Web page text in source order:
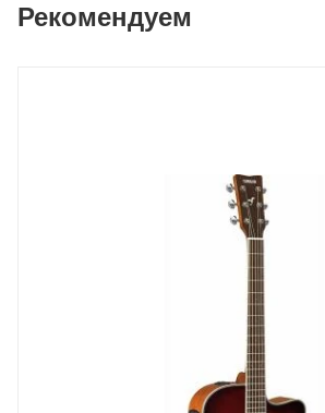
Рекомендуем